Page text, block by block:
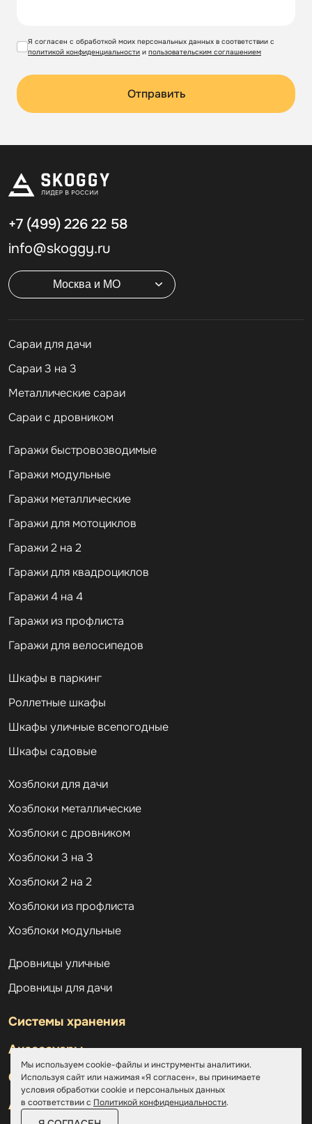
Я согласен с обработкой моих персональных данных в соответствии с
политикой конфиденциальности и пользовательским соглашением
Отправить
+7 (499) 226 22 58
info@skoggy.ru
Москва и МО
Cараи для дачи
Сараи 3 на 3
Металлические сараи
Сараи с дровником
Гаражи быстровозводимые
Гаражи модульные
Гаражи металлические
Гаражи для мотоциклов
Гаражи 2 на 2
Гаражи для квадроциклов
Гаражи 4 на 4
Гаражи из профлиста
Гаражи для велосипедов
Шкафы в паркинг
Роллетные шкафы
Шкафы уличные всепогодные
Шкафы садовые
Хозблоки для дачи
Хозблоки металлические
Хозблоки с дровником
Хозблоки 3 на 3
Хозблоки 2 на 2
Хозблоки из профлиста
Хозблоки модульные
Дровницы уличные
Дровницы для дачи
Системы хранения
Аксессуары
Склады
Ангары
Мы используем cookie-файлы и инструменты аналитики.
Используя сайт или нажимая «Я согласен», вы принимаете
условия обработки cookie и персональных данных
в соответствии с Политикой конфиденциальности.